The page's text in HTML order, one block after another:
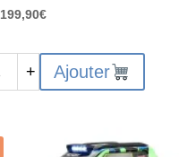
Le
:
199,90€Le
actuel
est :
+ Ajouter